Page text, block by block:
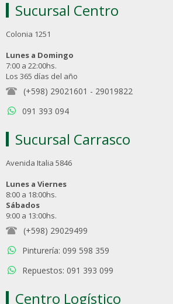
Sucursal Centro
Colonia 1251
Lunes a Domingo
7:00 a 22:00hs.
Los 365 días del año
(+598) 29021601 - 29019822
091 393 094
Sucursal Carrasco
Avenida Italia 5846
Lunes a Viernes
8:00 a 18:00hs.
Sábados
9:00 a 13:00hs.
(+598) 29029499
Pinturería: 099 598 359
Repuestos: 091 393 099
Centro Logístico